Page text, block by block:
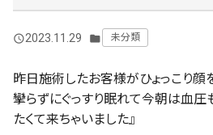
query_builder2023.11.29 folder 未分類
昨日施術したお客様がひょっこり
攣らずにぐっすり眠れて今朝は血圧
たくて来ちゃいました』